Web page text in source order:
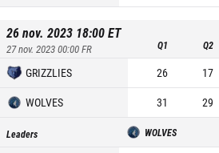
26 nov. 2023 18:00ET
27 nov. 2023 00:00FR Q1 Q2
GRIZZLIES 26 17
WOLVES
31 29
Leaders WOLVES